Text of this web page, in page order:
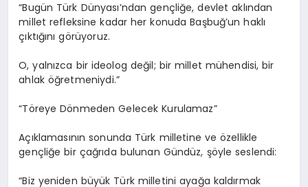
“Bugün Türk Dünyası’ndan gençliğe, devlet aklından
millet refleksine kadar her konuda Başbuğ’un haklı
çıktığını görüyoruz.
O, yalnızca bir ideolog değil; bir millet mühendisi, bir
ahlak öğretmeniydi.”
“Töreye Dönmeden Gelecek Kurulamaz”
Açıklamasının sonunda Türk milletine ve özellikle
gençliğe bir çağrıda bulunan Gündüz, şöyle seslendi:
“Biz yeniden büyük Türk milletini ayağa kaldırmak